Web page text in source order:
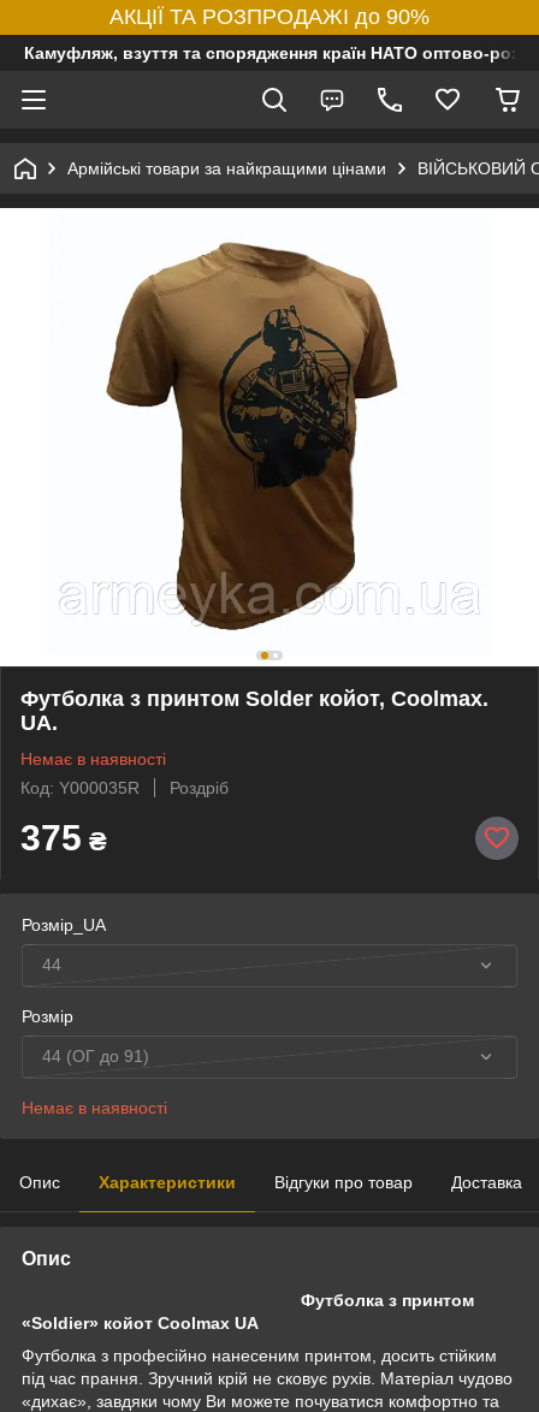
АКЦІЇ ТА РОЗПРОДАЖІ до 90%
Камуфляж, взуття та спорядження країн НАТО оптово-
Армійські товари за найкращими цінами ВІЙСЬКОВИЙ
Футболка з принтом Solder койот, Coolmax.
UA.
Немає в наявності
Код: Y000035R
Роздріб
375 ₴
Розмір_UA
44
Розмір
44 (ОГ до 91)
Немає в наявності
Опис Характеристики Відгуки про товар Доставка
Опис
Футболка з принтом
«Soldier» койот Coolmax UA
Футболка з професійно нанесеним принтом, досить стійким
під час прання. Зручний крій не сковує рухів. Матеріал чудово
«дихає», завдяки чому Ви можете почуватися комфортно та